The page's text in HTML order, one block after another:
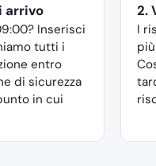
arrivo
Inserisci
tutti i
entro
di sicurezza
in cui
2.
I